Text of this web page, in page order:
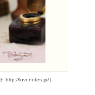
http://lovenotes.jp/）